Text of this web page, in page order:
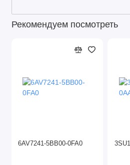
Рекомендуем посмотреть
6AV7241-5BB00-0FA0